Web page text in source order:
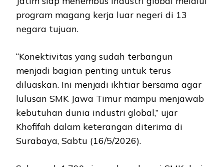
program magang kerja luar negeri di 13
negara tujuan.
“Konektivitas yang sudah terbangun
menjadi bagian penting untuk terus
diluaskan. Ini menjadi ikhtiar bersama agar
lulusan SMK Jawa Timur mampu menjawab
kebutuhan dunia industri global,” ujar
Khofifah dalam keterangan diterima di
Surabaya, Sabtu (16/5/2026).